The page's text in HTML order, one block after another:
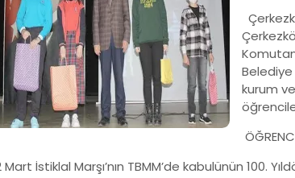
Belediye
kurum
Mart İstiklal Marşı’nın TBMM’de kabulünün 100.